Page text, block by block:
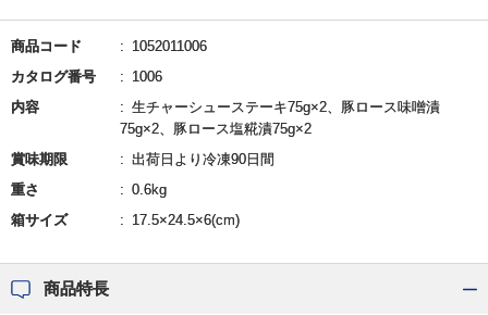
商品コード
1052011006
カタログ番号
1006
内容
生チャーシューステーキ75g×2、豚ロース味噌漬
75g×2、豚ロース塩糀漬75g×2
賞味期限
出荷日より冷凍90日間
重さ
0.6kg
箱サイズ
17.5×24.5×6(cm)
商品特長